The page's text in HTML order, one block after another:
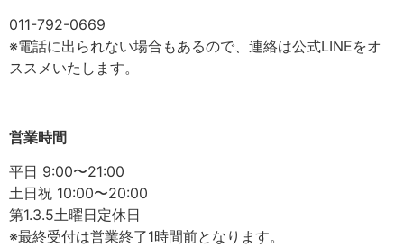
011-792-0669
※電話に出られない場合もあるので、連絡は公式LINEをオ
ススメいたします。
営業時間
平日 9:00〜21:00
土日祝 10:00〜20:00
第1.3.5土曜日定休日
※最終受付は営業終了1時間前となります。